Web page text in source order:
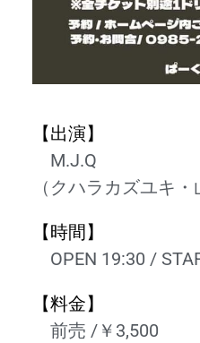
【出演】
M.J.Q
（クハラカズユキ・
【時間】
OPEN 19:30 /
【料金】
前売 /￥3,500